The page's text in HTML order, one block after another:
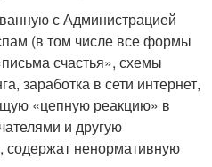
с Администрацией
(в том числе все формы
счастья», схемы
заработка в сети интернет,
«цепную реакцию» в
и другую
ненормативную